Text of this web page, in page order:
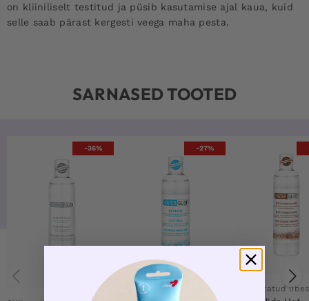
on kliiniliselt testitud ja püsib kasutamise ajal kaua, kuid
selle saab pärast kergesti veega maha pesta.
SARNASED TOOTED
-36% -27%
Maitsestatud